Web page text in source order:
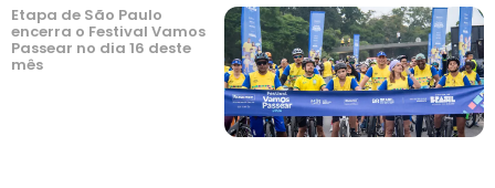
Etapa de São Paulo
encerra o Festival Vamos
Passear no dia 16 deste
mês